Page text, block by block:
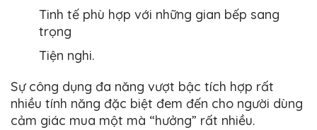
Tinh tế phù hợp với những gian bếp sang
trọng
Tiện nghi.
Sự công dụng đa năng vượt bậc tích hợp rất
nhiều tính năng đặc biệt đem đến cho người dùng
cảm giác mua một mà “hưởng” rất nhiều.